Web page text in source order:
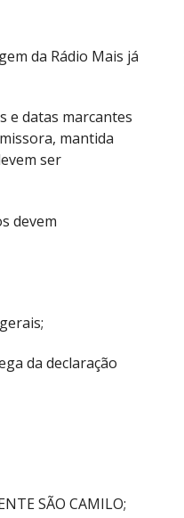
da Rádio Mais já
e datas marcantes
mantida
ser
devem
da declaração
SÃO CAMILO;